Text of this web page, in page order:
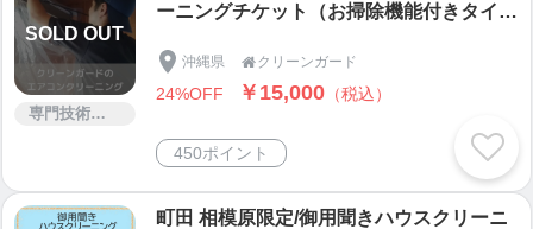
SOLD OUT
専門技術サービス
ーニングチケット（お掃除機能付きタイ
沖縄県  クリーンガード
24%OFF ￥15,000 （税込）
450ポイント
町田 相模原限定/御用聞きハウスクリーニ